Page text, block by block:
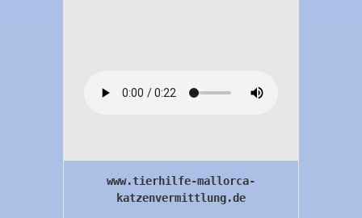
www.tierhilfe-mallorca-
katzenvermittlung.de